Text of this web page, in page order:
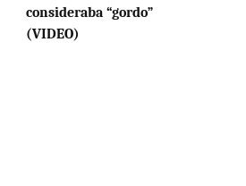
consideraba “gordo”
(VIDEO)